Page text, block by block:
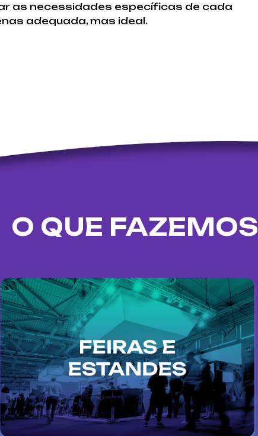
as necessidades específicas de cada
adequada, mas ideal.
O QUE FAZEMOS